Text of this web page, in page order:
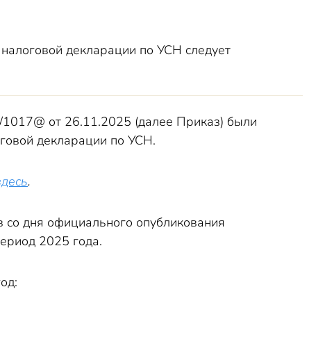
декларации по УСН следует
от 26.11.2025 (далее Приказ) были
декларации по УСН.
.
дня официального опубликования
2025 года.